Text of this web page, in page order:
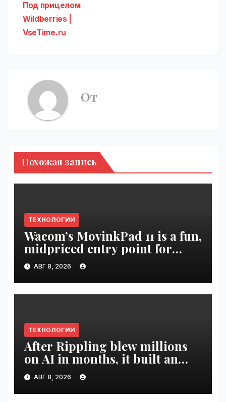
Под прицелом
Wildberries |
VseTime.ru
От
Похожая запись
ТЕХНОЛОГИИ
Wacom’s MovinkPad 11 is a fun,
midpriced entry point for
digital artists | VseTime.ru
АВГ 8, 2026
ТЕХНОЛОГИИ
After Rippling blew millions
on AI in months, it built an
employee ROI tool |
VseTime.ru
АВГ 8, 2026